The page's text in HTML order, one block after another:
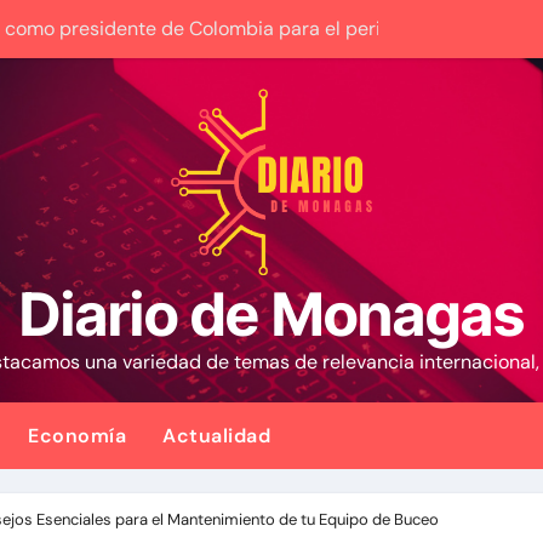
entre el gobierno y la oposición
con fecha valor lunes 10 de agosto de 2026
con la vista puesta en el estrecho de Ormuz
Crediticio con Subsidio Directo en encuentro con
la presidencia desde la Casa de Nariño
activan el encuentro «Repensando a Venezuela» para
y los futbolistas del Caracas Fútbol Club juntaron fuerzas
habitacional por sismos ha beneficiado a unas 2.000
contra la exjuex Afiuni
Diario de Monagas
una variedad de temas de relevancia
Economía Actualidad
Esenciales para el Mantenimiento de tu Equipo de Buceo